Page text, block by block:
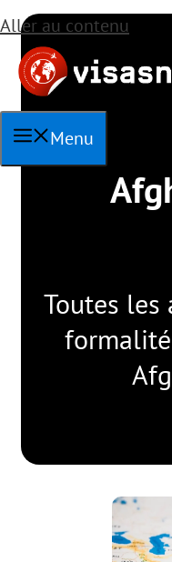
Aller au contenu
Menu
Toutes